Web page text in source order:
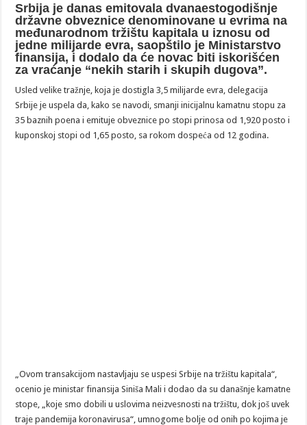
Srbija je danas emitovala dvanaestogodišnje
državne obveznice denominovane u evrima na
međunarodnom tržištu kapitala u iznosu od
jedne milijarde evra, saopštilo je Ministarstvo
finansija, i dodalo da će novac biti iskorišćen
za vraćanje “nekih starih i skupih dugova”.
Usled velike tražnje, koja je dostigla 3,5 milijarde evra, delegacija
Srbije je uspela da, kako se navodi, smanji inicijalnu kamatnu stopu za
35 baznih poena i emituje obveznice po stopi prinosa od 1,920 posto i
kuponskoj stopi od 1,65 posto, sa rokom dospeća od 12 godina.
„Ovom transakcijom nastavljaju se uspesi Srbije na tržištu kapitala“,
ocenio je ministar finansija Siniša Mali i dodao da su današnje kamatne
stope, „koje smo dobili u uslovima neizvesnosti na tržištu, dok još uvek
traje pandemija koronavirusa“, umnogome bolje od onih po kojima je